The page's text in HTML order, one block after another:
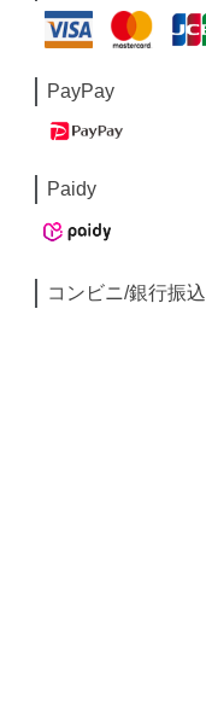
PayPay
Paidy
コンビニ/銀行振込